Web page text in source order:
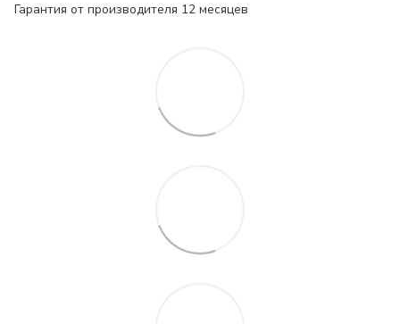
Гарантия от производителя 12 месяцев